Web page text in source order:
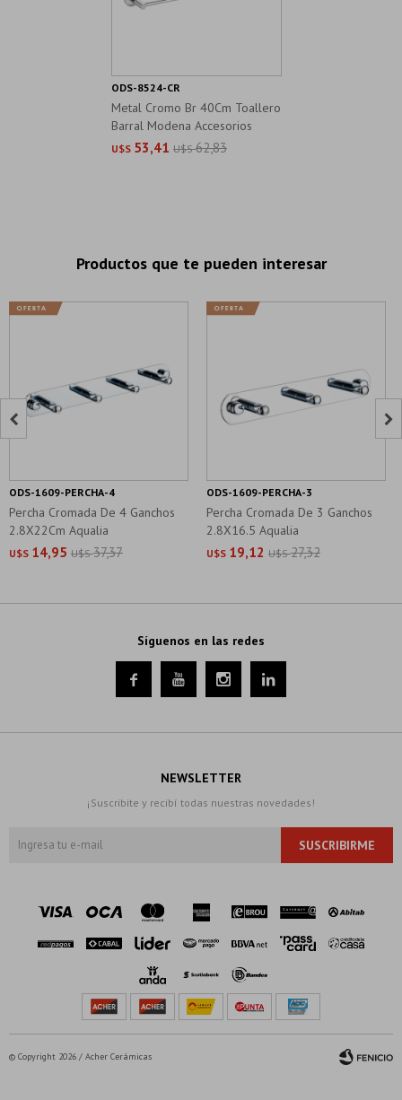
Metal Cromo Br 40Cm Toallero
Barral Modena Accesorios
Baño
U$S 53,41 U$S 62,83
ODS-8524-CR
Productos que te pueden interesar
Percha Cromada De 4 Ganchos
2.8X22Cm Aqualia
U$S 14,95 U$S 37,37
ODS-1609-PERCHA-4
Percha Cromada De 3 Ganchos
2.8X16.5 Aqualia
U$S 19,12 U$S 27,32
ODS-1609-PERCHA-3
 
Síguenos en las redes
   
NEWSLETTER
¡Suscribite y recibí todas nuestras novedades!
SUSCRIBIRME
© Copyright 2026 / Acher Cerámicas